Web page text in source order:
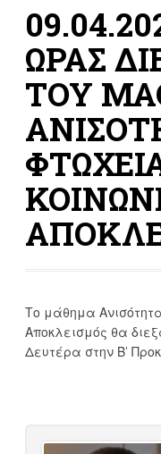
ΩΡΑΣ
ΤΟΥ
Το μάθημα
Αποκλεισμός θα
Δευτέρα στην Β’